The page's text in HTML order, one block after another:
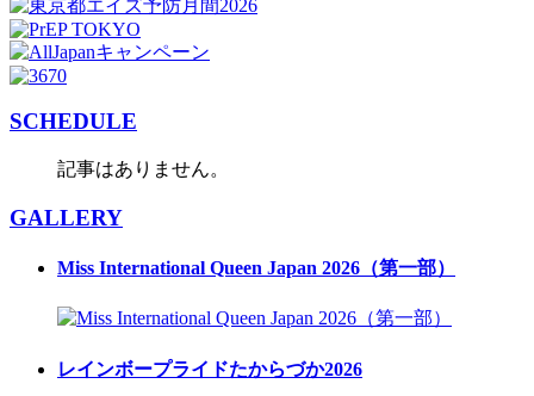
SCHEDULE
記事はありません。
GALLERY
Miss International Queen Japan 2026（第一部）
レインボープライドたからづか2026